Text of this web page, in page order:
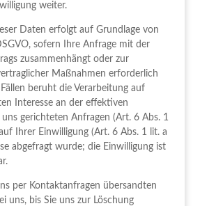
weiter.
Daten erfolgt auf Grundlage von
sofern Ihre Anfrage mit der
zusammenhängt oder zur
Maßnahmen erforderlich
beruht die Verarbeitung auf
Interesse an der effektiven
gerichteten Anfragen (Art. 6 Abs. 1
Ihrer Einwilligung (Art. 6 Abs. 1 lit. a
abgefragt wurde; die Einwilligung ist
per Kontaktanfragen übersandten
uns, bis Sie uns zur Löschung